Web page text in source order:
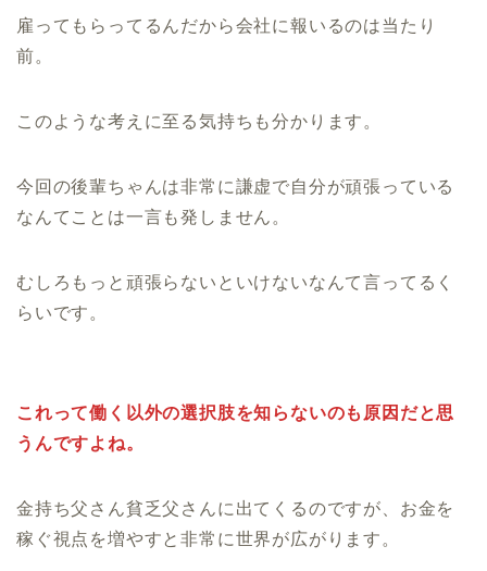
雇ってもらってるんだから会社に報いるのは当たり
前。
このような考えに至る気持ちも分かります。
今回の後輩ちゃんは非常に謙虚で自分が頑張っている
なんてことは一言も発しません。
むしろもっと頑張らないといけないなんて言ってるく
らいです。
これって働く以外の選択肢を知らないのも原因だと思
うんですよね。
金持ち父さん貧乏父さんに出てくるのですが、お金を
稼ぐ視点を増やすと非常に世界が広がります。